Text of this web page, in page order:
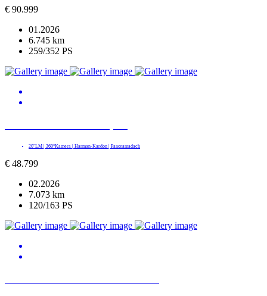
€ 90.999
01.2026
6.745 km
259/352 PS
20"LM | 360°Kamera | Harman-Kardon | Panoramadach
€ 48.799
02.2026
7.073 km
120/163 PS